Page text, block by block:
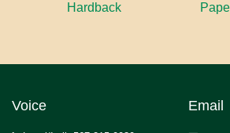
Hardback
Voice Email